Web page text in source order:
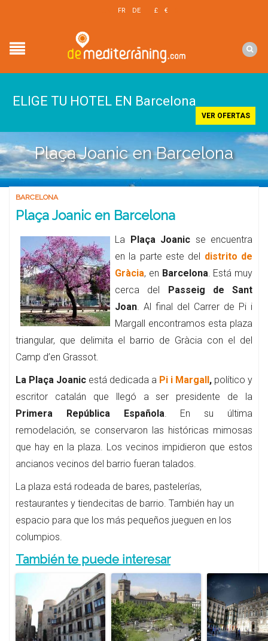
FR DE £ €
ELIGE TU HOTEL EN Barcelona
VER OFERTAS
Plaça Joanic en Barcelona
BARCELONA
Plaça Joanic en Barcelona
La Plaça Joanic se encuentra
en la parte este del distrito de
Gràcia, en Barcelona. Está muy
cerca del Passeig de Sant
Joan. Al final del Carrer de Pi i
Margall encontramos esta plaza
triangular, que delimita el barrio de Gràcia con el del
Camp d’en Grassot.
La Plaça Joanic está dedicada a Pi i Margall, político y
escritor catalán que llegó a ser presidente de la
Primera República Española. En su última
remodelación, se conservaron las históricas mimosas
que hay en la plaza. Los vecinos impidieron que estos
ancianos vecinos del barrio fueran talados.
La plaza está rodeada de bares, pastelerías,
restaurantes y tiendecitas de barrio. También hay un
espacio para que los más pequeños jueguen en los
columpios.
También te puede interesar